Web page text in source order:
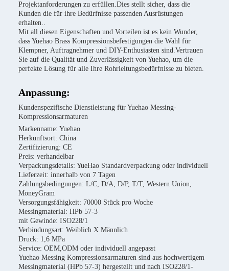
Projektanforderungen zu erfüllen.Dies stellt sicher, dass die
Kunden die für ihre Bedürfnisse passenden Ausrüstungen
erhalten..
Mit all diesen Eigenschaften und Vorteilen ist es kein Wunder,
dass Yuehao Brass Kompressionsbefestigungen die Wahl für
Klempner, Auftragnehmer und DIY-Enthusiasten sind.Vertrauen
Sie auf die Qualität und Zuverlässigkeit von Yuehao, um die
perfekte Lösung für alle Ihre Rohrleitungsbedürfnisse zu bieten.
Anpassung:
Kundenspezifische Dienstleistung für Yuehao Messing-
Kompressionsarmaturen
Markenname: Yuehao
Herkunftsort: China
Zertifizierung: CE
Preis: verhandelbar
Verpackungsdetails: YueHao Standardverpackung oder individuell
Lieferzeit: innerhalb von 7 Tagen
Zahlungsbedingungen: L/C, D/A, D/P, T/T, Western Union,
MoneyGram
Versorgungsfähigkeit: 70000 Stück pro Woche
Messingmaterial: HPb 57-3
mit Gewinde: ISO228/1
Verbindungsart: Weiblich X Männlich
Druck: 1,6 MPa
Service: OEM,ODM oder individuell angepasst
Yuehao Messing Kompressionsarmaturen sind aus hochwertigem
Messingmaterial (HPb 57-3) hergestellt und nach ISO228/1-